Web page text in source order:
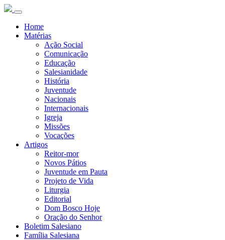
Home
Matérias
Ação Social
Comunicação
Educação
Salesianidade
História
Juventude
Nacionais
Internacionais
Igreja
Missões
Vocações
Artigos
Reitor-mor
Novos Pátios
Juventude em Pauta
Projeto de Vida
Liturgia
Editorial
Dom Bosco Hoje
Oração do Senhor
Boletim Salesiano
Família Salesiana